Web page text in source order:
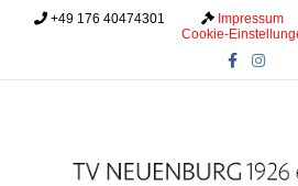
+49 176 40474301 Impressum
Cookie-
c
k
s
a
m